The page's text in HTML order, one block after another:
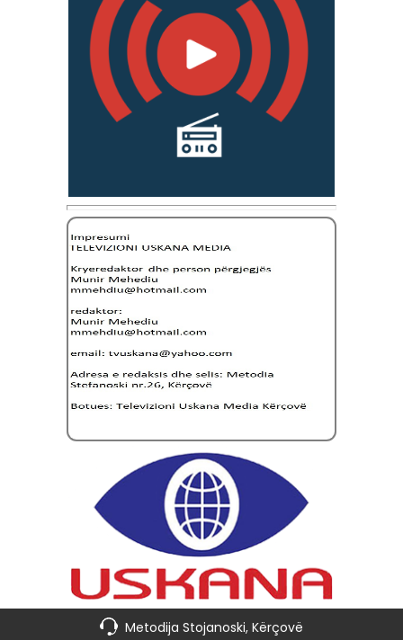
Metodija Stojanoski, Kërçovë